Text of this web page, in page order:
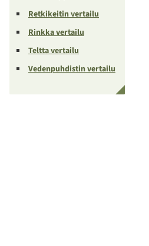
Retkikeitin vertailu
Rinkka vertailu
Teltta vertailu
Vedenpuhdistin vertailu